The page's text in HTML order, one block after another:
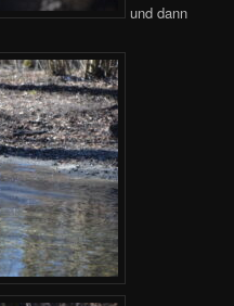
und dann